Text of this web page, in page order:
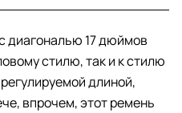
диагональю 17 дюймов
стилю, так и к стилю
длиной,
впрочем, этот ремень